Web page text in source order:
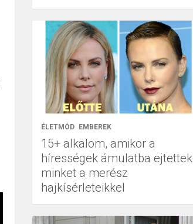
ÉLETMÓD EMBEREK
15+ alkalom, amikor a
hírességek ámulatba ejtettek
minket a merész
hajkísérleteikkel